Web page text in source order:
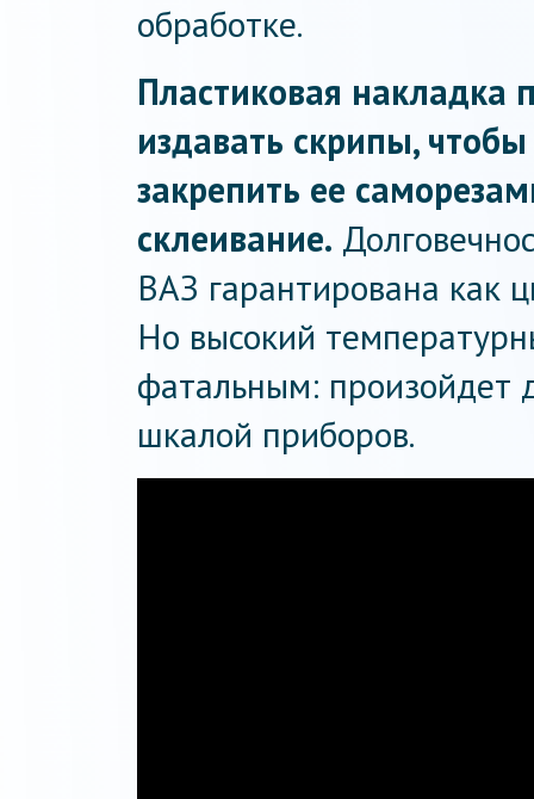
обработке.
Пластиковая накладка
издавать скрипы, чтобы
закрепить ее
склеивание.
ВАЗ гарантирована как
Но высокий
фатальным: произойдет
шкалой приборов.